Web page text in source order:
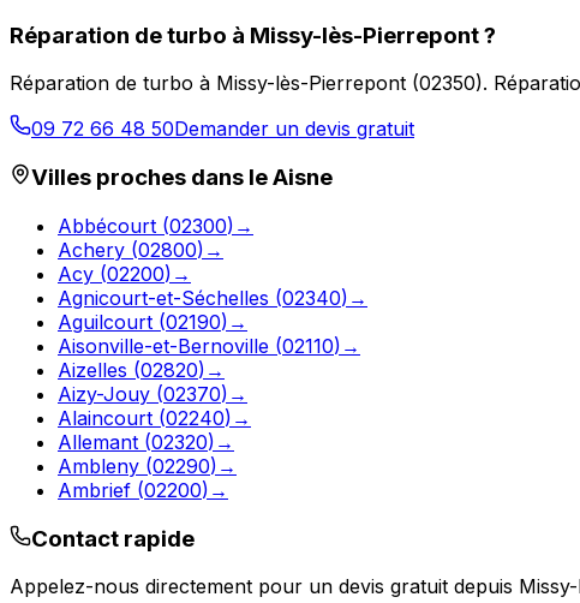
Réparation de turbo à Missy-lès-Pierrepont?
Réparation de turbo à Missy-lès-Pierrepont (02350).
09 72 66 48 50Demander un devis gratuit
Villes proches dans leAisne
Abbécourt (02300) →
Achery (02800) →
Acy (02200) →
Agnicourt-et-Séchelles (02340) →
Aguilcourt (02190) →
Aisonville-et-Bernoville (02110) →
Aizelles (02820) →
Aizy-Jouy (02370) →
Alaincourt (02240) →
Allemant (02320) →
Ambleny (02290) →
Ambrief (02200) →
Contact rapide
Appelez-nous directement pour un devis gratuit depuis